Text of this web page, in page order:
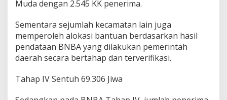
Muda dengan 2.545 KK penerima.
Sementara sejumlah kecamatan lain juga
memperoleh alokasi bantuan berdasarkan hasil
pendataan BNBA yang dilakukan pemerintah
daerah secara bertahap dan terverifikasi.
Tahap IV Sentuh 69.306 Jiwa